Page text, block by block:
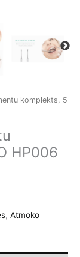
komplekts, 5
HP006
, Atmoko